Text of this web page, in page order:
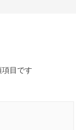
目です